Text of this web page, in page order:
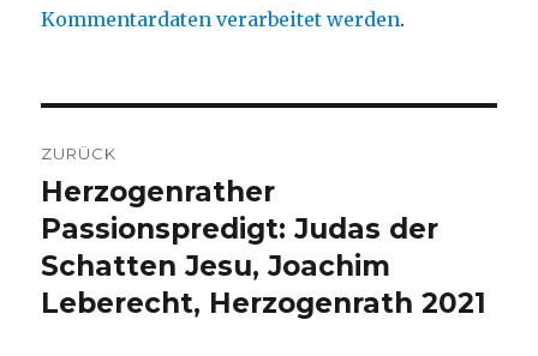
Kommentardaten verarbeitet werden.
ZURÜCK
Vorheriger
Beitrag:
Herzogenrather
Passionspredigt: Judas der
Schatten Jesu, Joachim
Leberecht, Herzogenrath 2021